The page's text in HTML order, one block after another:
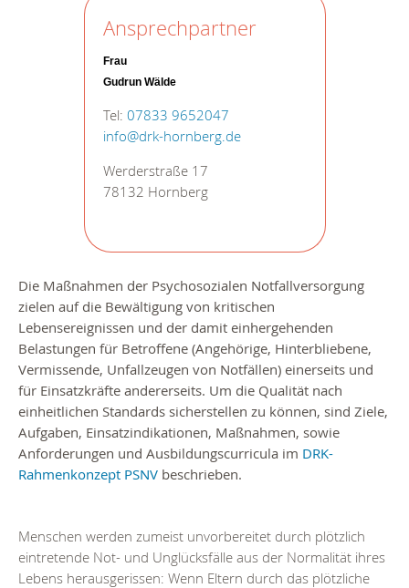
Ansprechpartner
Frau
Gudrun Wälde
Tel: 07833 9652047
info@drk-hornberg.de
Werderstraße 17
78132 Hornberg
Die Maßnahmen der Psychosozialen Notfallversorgung
zielen auf die Bewältigung von kritischen
Lebensereignissen und der damit einhergehenden
Belastungen für Betroffene (Angehörige, Hinterbliebene,
Vermissende, Unfallzeugen von Notfällen) einerseits und
für Einsatzkräfte andererseits. Um die Qualität nach
einheitlichen Standards sicherstellen zu können, sind Ziele,
Aufgaben, Einsatzindikationen, Maßnahmen, sowie
Anforderungen und Ausbildungscurricula im DRK-
Rahmenkonzept PSNV beschrieben.
Menschen werden zumeist unvorbereitet durch plötzlich
eintretende Not- und Unglücksfälle aus der Normalität ihres
Lebens herausgerissen: Wenn Eltern durch das plötzliche